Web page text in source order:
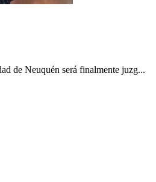
de Neuquén será finalmente juzg...